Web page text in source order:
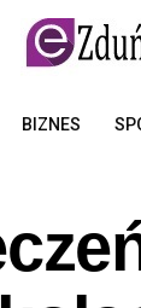
BIZNES